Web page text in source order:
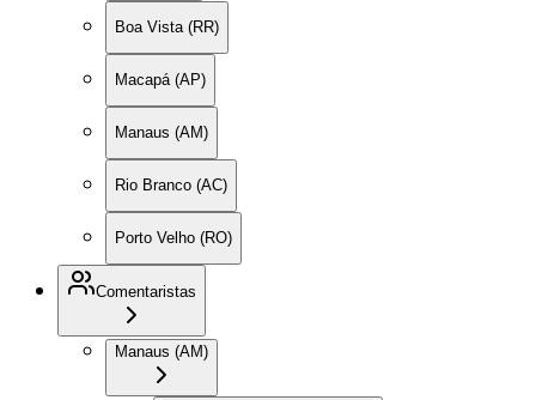
Boa Vista (RR)
Macapá (AP)
Manaus (AM)
Rio Branco (AC)
Porto Velho (RO)
Comentaristas
Manaus (AM)